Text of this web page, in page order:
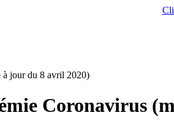
à jour du 8 avril 2020)
Coronavirus